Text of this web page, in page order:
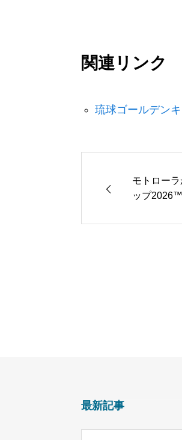
関連リンク
琉球ゴールデン
モトロー
ップ
ャンスも
最新記事